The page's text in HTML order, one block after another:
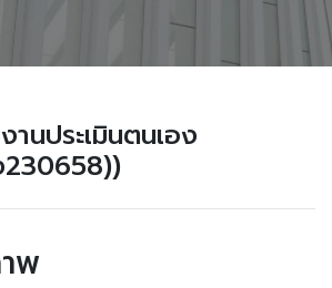
นประเมินตนเอง
พ